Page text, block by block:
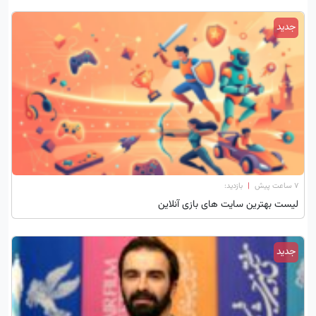
جدید
۷ ساعت پیش | بازدید:
لیست بهترین سایت‌ های بازی آنلاین
جدید